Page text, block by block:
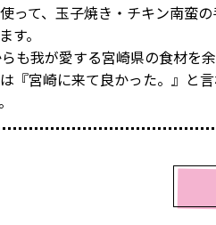
って、玉子焼き・チキン南蛮
す。
も我が愛する宮崎県の食材を
『宮崎に来て良かった。』と